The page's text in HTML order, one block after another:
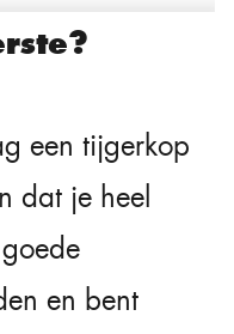
een tijgerkop
dat je heel
en bent